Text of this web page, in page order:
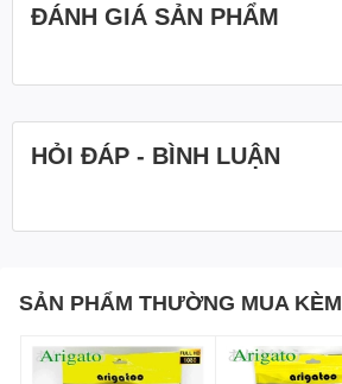
ĐÁNH GIÁ SẢN PHẨM
HỎI ĐÁP - BÌNH LUẬN
SẢN PHẨM THƯỜNG MUA KÈM